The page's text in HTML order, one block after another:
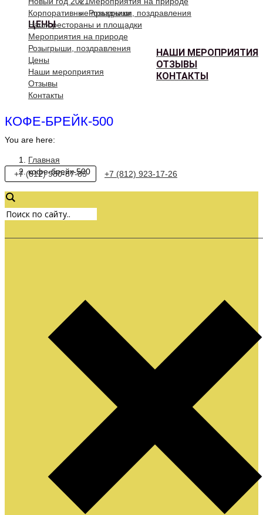
Розыгрыши, поздравления
ЦЕНЫ
НАШИ МЕРОПРИЯТИЯ
ОТЗЫВЫ
КОНТАКТЫ
Корпоративные праздники
Наши рестораны и площадки
Мероприятия на природе
Розыгрыши, поздравления
Цены
Наши мероприятия
Отзывы
Контакты
КОФЕ-БРЕЙК-500
You are here:
Главная
кофе-брейк-500
+7 (812) 980-87-85 +7 (812) 923-17-26